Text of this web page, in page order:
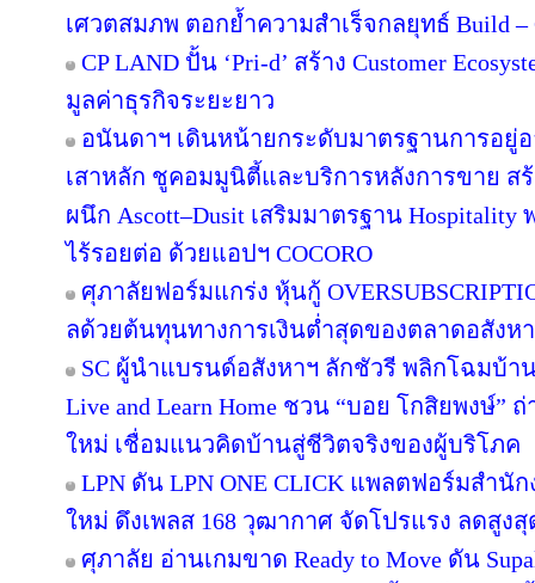
เศวตสมภพ ตอกย้ำความสำเร็จกลยุทธ์ Build –
CP LAND ปั้น ‘Pri-d’ สร้าง Customer
มูลค่าธุรกิจระยะยาว
อนันดาฯ เดินหน้ายกระดับมาตรฐานการอยู่อ
เสาหลัก ชูคอมมูนิตี้และบริการหลังการขาย สร้
ผนึก Ascott–Dusit เสริมมาตรฐาน
ไร้รอยต่อ ด้วยแอปฯ COCORO
ศุภาลัยฟอร์มแกร่ง หุ้นกู้
ลด้วยต้นทุนทางการเงินต่ำสุดของตลาดอสังห
SC ผู้นำแบรนด์อสังหาฯ ลักชัวรี พลิกโฉมบ้า
Live and Learn Home ชวน “บอย โกสิยพงษ์”
ใหม่ เชื่อมแนวคิดบ้านสู่ชีวิตจริงของผู้บริโภค
LPN ดัน LPN ONE CLICK แพลตฟอร์มสำนั
ใหม่ ดึงเพลส 168 วุฒากาศ จัดโปรแรง ลดสูงสุ
ศุภาลัย อ่านเกมขาด Ready to Move ดัน